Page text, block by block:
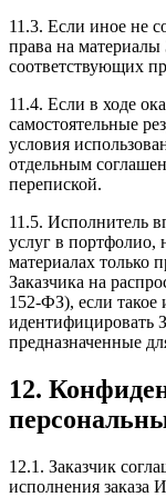
11.3. Если иное не
права на материалы
соответствующих
11.4. Если в ходе
самостоятельные
условия
отдельным
перепиской.
11.5. Исполнитель
услуг в портфолио,
материалах только
Заказчика на
152-ФЗ), если такое
идентифицировать
предназначенные
12.
12.1. Заказчик
исполнения заказа